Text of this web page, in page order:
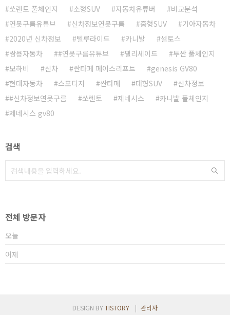
쏘렌토 풀체인지 소형SUV 자동차유튜버
비교분석
연못구름유튜브
신차정보연못구름 중형SUV
기아자동차
2020년 신차정보
텔루라이드 카니발
셀토스
쌍용자동차
#연못구름유튜브 팰리세이드
투싼 풀체인지
모하비
신차 싼타페 페이스리프트
genesis GV80
현대자동차
스포티지 싼타페 대형SUV
신차정보
#신차정보연못구름
쏘렌토 제네시스
카니발 풀체인지
제네시스 gv80
검색
전체 방문자
오늘
어제
DESIGN BYTISTORY 관리자